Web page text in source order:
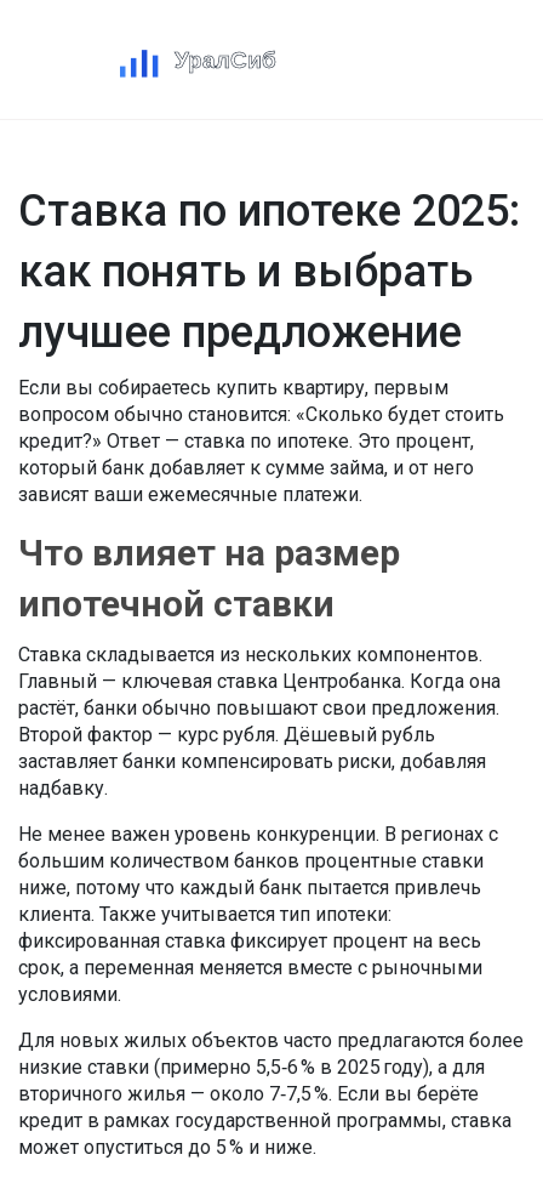
Ставка по ипотеке 2025:
как понять и выбрать
лучшее предложение
Если вы собираетесь купить квартиру, первым
вопросом обычно становится: «Сколько будет стоить
кредит?» Ответ — ставка по ипотеке. Это процент,
который банк добавляет к сумме займа, и от него
зависят ваши ежемесячные платежи.
Что влияет на размер
ипотечной ставки
Ставка складывается из нескольких компонентов.
Главный — ключевая ставка Центробанка. Когда она
растёт, банки обычно повышают свои предложения.
Второй фактор — курс рубля. Дёшевый рубль
заставляет банки компенсировать риски, добавляя
надбавку.
Не менее важен уровень конкуренции. В регионах с
большим количеством банков процентные ставки
ниже, потому что каждый банк пытается привлечь
клиента. Также учитывается тип ипотеки:
фиксированная ставка фиксирует процент на весь
срок, а переменная меняется вместе с рыночными
условиями.
Для новых жилых объектов часто предлагаются более
низкие ставки (примерно 5,5‑6 % в 2025 году), а для
вторичного жилья — около 7‑7,5 %. Если вы берёте
кредит в рамках государственной программы, ставка
может опуститься до 5 % и ниже.